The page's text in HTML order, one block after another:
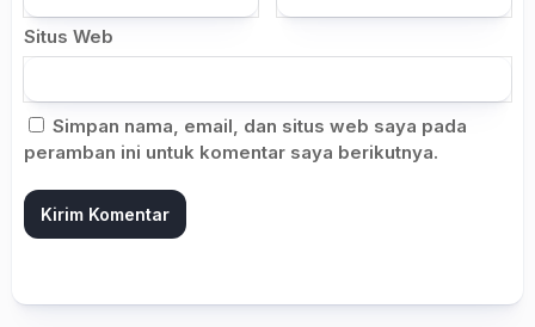
Situs Web
Simpan nama, email, dan situs web saya pada
peramban ini untuk komentar saya berikutnya.